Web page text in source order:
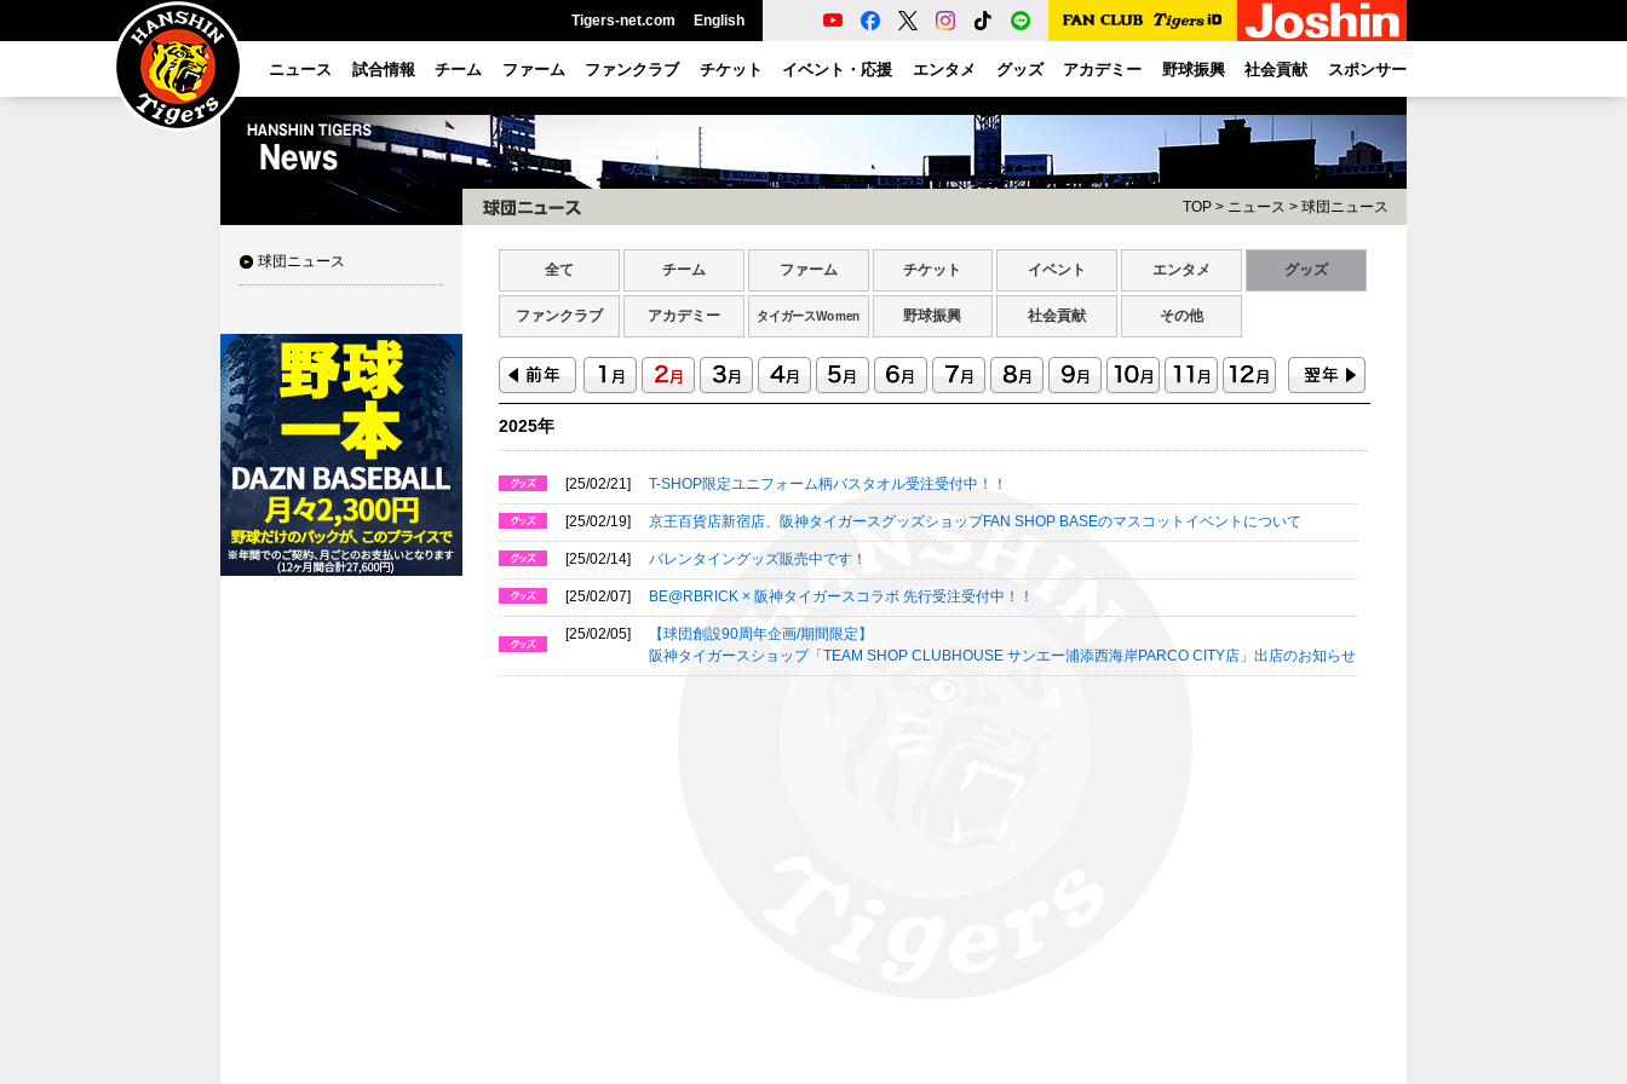
Tigers-net.com English
ニュース 試合情報 チーム ファーム ファンクラブ チケット イベント・応援 エンタメ グッズ アカデミー 野球振興 社会貢献 スポンサー
球団ニュース
TOP > ニュース > 球団ニュース
全て チーム ファーム チケット イベント エンタメ グッズ
ファンクラブ アカデミー タイガースWomen 野球振興 社会貢献 その他
2025年
[25/02/21] T-SHOP限定ユニフォーム柄バスタオル受注受付中！！
[25/02/19] 京王百貨店新宿店、阪神タイガースグッズショップFAN SHOP BASEのマスコットイベントについて
[25/02/14] バレンタイングッズ販売中です！
[25/02/07] BE@RBRICK × 阪神タイガースコラボ 先行受注受付中！！
[25/02/05]
【球団創設90周年企画/期間限定】
阪神タイガースショップ「TEAM SHOP CLUBHOUSE サンエー浦添西海岸PARCO CITY店」出店のお知らせ